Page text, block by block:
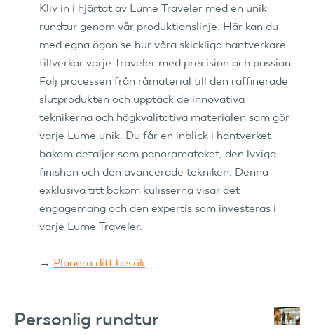
Kliv in i hjärtat av Lume Traveler med en unik
rundtur genom vår produktionslinje. Här kan du
med egna ögon se hur våra skickliga hantverkare
tillverkar varje Traveler med precision och passion.
Följ processen från råmaterial till den raffinerade
slutprodukten och upptäck de innovativa
teknikerna och högkvalitativa materialen som gör
varje Lume unik. Du får en inblick i hantverket
bakom detaljer som panoramataket, den lyxiga
finishen och den avancerade tekniken. Denna
exklusiva titt bakom kulisserna visar det
engagemang och den expertis som investeras i
varje Lume Traveler.
→ Planera ditt besök
Personlig rundtur